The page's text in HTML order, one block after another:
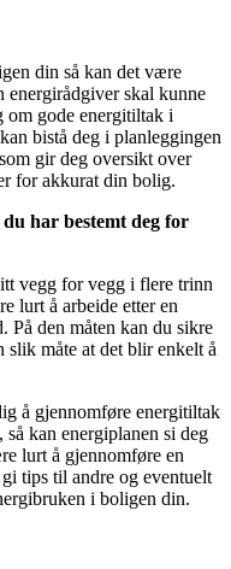
din så kan det være
energirådgiver skal kunne
om gode energitiltak i
bistå deg i planleggingen
gir deg oversikt over
for akkurat din bolig.
har bestemt deg for
vegg for vegg i flere trinn
lurt å arbeide etter en
På den måten kan du sikre
slik måte at det blir enkelt å
å gjennomføre energitiltak
kan energiplanen si deg
lurt å gjennomføre en
tips til andre og eventuelt
i boligen din.